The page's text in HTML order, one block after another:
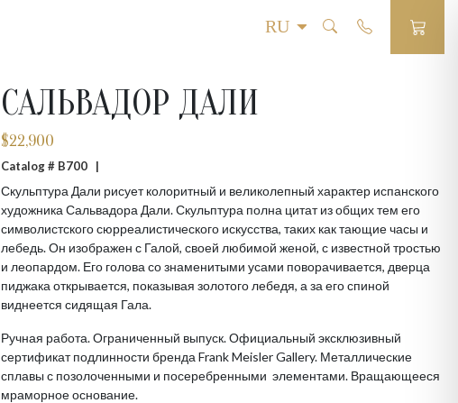
САЛЬВАДОР ДАЛИ
$22,900
Catalog # B700 |
Скульптура Дали рисует колоритный и великолепный характер испанского
художника Сальвадора Дали. Скульптура полна цитат из общих тем его
символистского сюрреалистического искусства, таких как тающие часы и
лебедь. Он изображен с Галой, своей любимой женой, с известной тростью
и леопардом. Его голова со знаменитыми усами поворачивается, дверца
пиджака открывается, показывая золотого лебедя, а за его спиной
виднеется сидящая Гала.
Ручная работа. Ограниченный выпуск. Официальный эксклюзивный
сертификат подлинности бренда Frank Meisler Gallery. Металлические
сплавы с позолоченными и посеребренными элементами. Вращающееся
мраморное основание.